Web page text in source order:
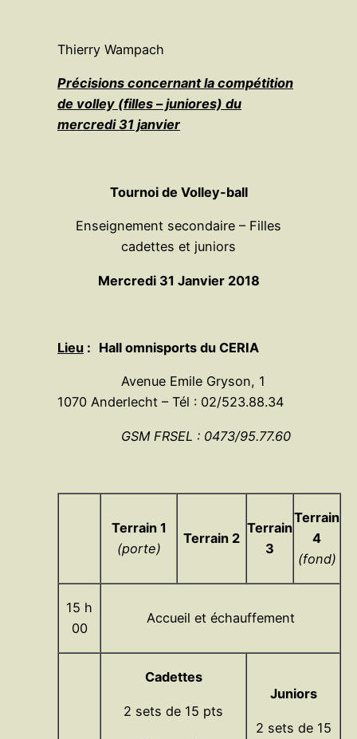
Thierry Wampach
Précisions concernant la compétition
de volley (filles – juniores) du
mercredi 31 janvier
Tournoi de Volley-ball
Enseignement secondaire – Filles
cadettes et juniors
Mercredi 31 Janvier 2018
Lieu : Hall omnisports du CERIA
Avenue Emile Gryson, 1
1070 Anderlecht – Tél : 02/523.88.34
GSM FRSEL : 0473/95.77.60
Terrain 1
(porte)
Terrain 2
Terrain
3
Terrain
4
(fond)
15 h
00
Accueil et échauffement
Cadettes
2 sets de 15 pts
Juniors
2 sets de 15